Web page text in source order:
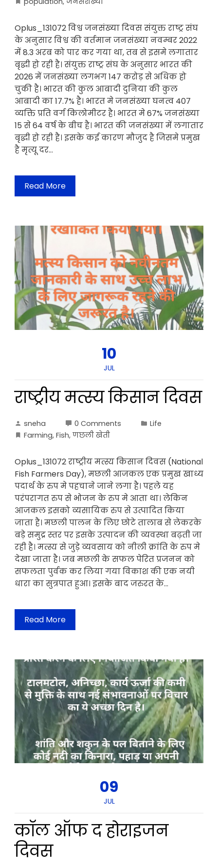
Oplus_131072 विश्व जनसंख्या दिवस संयुक्त राष्ट्र संघ
के अनुसार विश्व की वर्तमान जनसंख्या नवम्बर 2022
में 8.3 अरब को पार कर गया था, तब से इसमे लगातार
बृद्धी हो रही है। संयुक्त राष्ट्र संघ के अनुसार भारत की
2026 में जनसंख्या लगभग 147 करोड़ से अधिक हो
चुकी है। भारत की कुल आबादी दुनिया की कुल
आबादी का 17.7% है। भारत मे जनसंख्या घनत्व 407
व्यक्ति प्रति वर्ग किलोमीटर है। भारत मे 67% जनसंख्या
15 से 64 वर्ष के बीच है। भारत की जनसंख्या में लगातार
बृद्धी हो रही है। इसके कई कारण मौजुद है जिसमे प्रमुख
है मृत्यू दर…
Read More
10
JUL
राष्ट्रीय मत्स्य किसान दिवस
sneha 0 Comments
Life
Farming, Fish, णछली खेती
Oplus_131072 राष्ट्रीय मत्स्य किसान दिवस (National
Fish Farmers Day), मछली आजकल एक प्रमुख खाध्य
पदार्थ के रुप मे पहचाने जाने लगा है। पहले यह
परंपरागत रुप से भोजन के रुप मे आता था। लेकिन
आजकल इसको व्यसायिक रुप से उत्पादित किया
जाता है। मछली पालन के लिए छोटे तालाब से लेकरके
बड़े समुद्र स्तर पर इसके उत्पादन की व्यवस्था बढ़ती जा
रही है। मत्स्य से जुड़े व्यवसाय को नीली क्रांति के रुप मे
देखा जाता है। जब मछली के सफल पेरित प्रजनन को
सफलता पुर्वक कर लिया गया विकाश की एक नयी
धारा का सुत्रपात हुआ। इसके बाद जरुरत के…
Read More
09
JUL
कॉल ऑफ द होराइजन
दिवस